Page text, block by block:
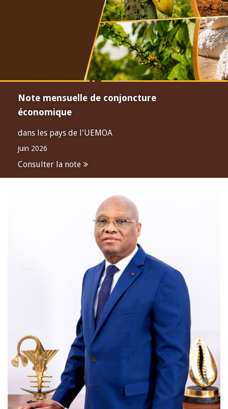
Note mensuelle de conjoncture
économique
dans les pays de l'UEMOA
juin 2026
Consulter la note